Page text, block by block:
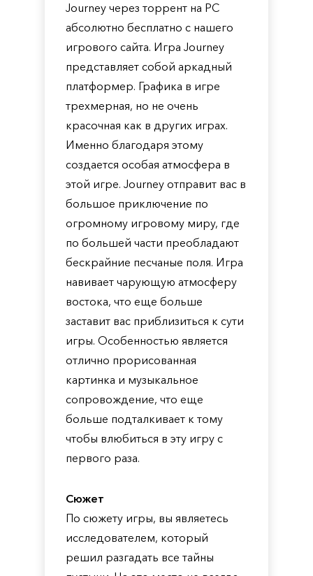
Journey через торрент на PC
абсолютно бесплатно с нашего
игрового сайта. Игра Journey
представляет собой аркадный
платформер. Графика в игре
трехмерная, но не очень
красочная как в других играх.
Именно благодаря этому
создается особая атмосфера в
этой игре. Journey отправит вас в
большое приключение по
огромному игровому миру, где
по большей части преобладают
бескрайние песчаные поля. Игра
навивает чарующую атмосферу
востока, что еще больше
заставит вас приблизиться к сути
игры. Особенностью является
отлично прорисованная
картинка и музыкальное
сопровождение, что еще
больше подталкивает к тому
чтобы влюбиться в эту игру с
первого раза.
Сюжет
По сюжету игры, вы являетесь
исследователем, который
решил разгадать все тайны